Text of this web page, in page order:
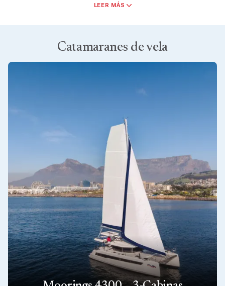
Moorings son conocidos por su excelente rendimiento en
de manejo con gran capacidad de respuesta, los catamaranes
Moorings ofrecen una experiencia de navegación satisfactoria,
tanto en cruceros de placer como en regatas de competición.
: Los catamaranes The Moorings
panorámicas, cabinas de generosas dimensiones con baños
en suite y amplias zonas de cubierta para relajarse y socializar.
Las distribuciones garantizan un amplio espacio para todos a
bordo, haciendo que las estancias prolongadas en el mar sean
Estabilidad y seguridad: El diseño de doble casco de los
catamaranes proporciona estabilidad inherente en el agua,
reduciendo el movimiento de balanceo y ofreciendo una
plataforma estable incluso con mar gruesa. Esta estabilidad
aumenta la seguridad y el confort tanto de los pasajeros como
de la tripulación, lo que hace que un catamarán Moorings sea
ideal para familias, parejas de crucero y aquellos que se inician
en la navegación.
LEER MÁS
Catamaranes de vela